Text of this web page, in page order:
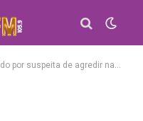
namorada com facão e diz que ela caiu sozinha no banheiro